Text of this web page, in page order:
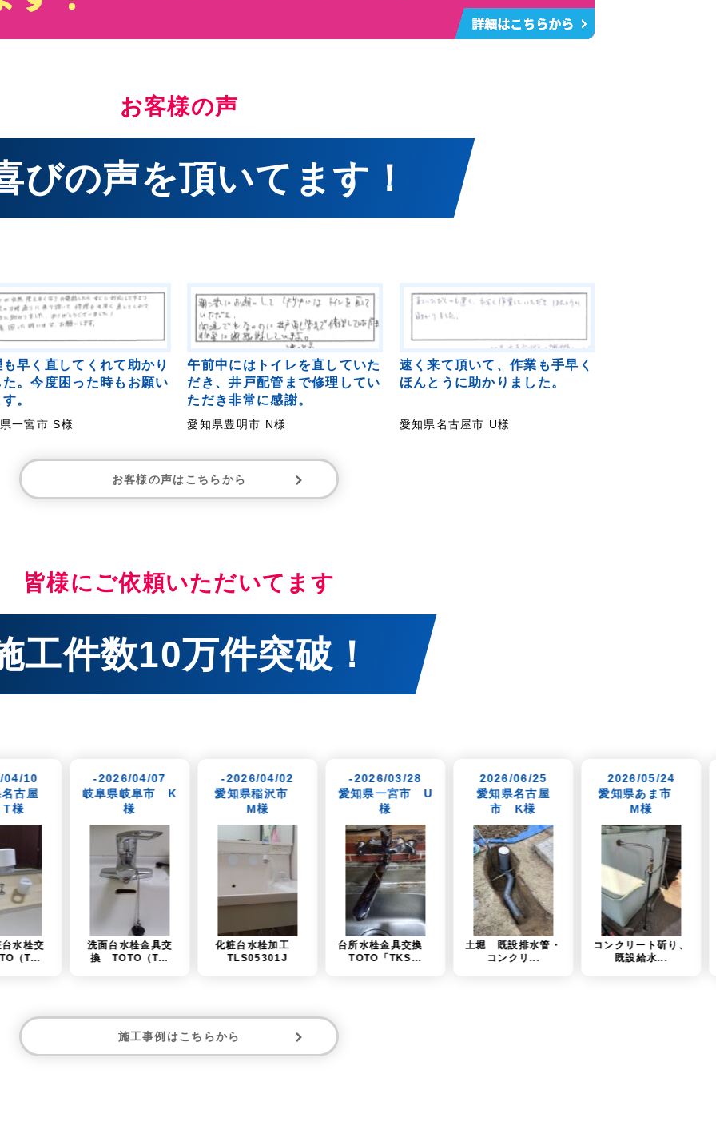
お客様の声
びの声を頂いてます！
早く直してくれて助かり
た。今度困った時もお願い
。
一宮市 S様
午前中にはトイレを直していた
だき、井戸配管まで修理してい
ただき非常に感謝。
愛知県豊明市 N様
速く来て頂いて、作業も手早く
ほんとうに助かりました。
愛知県名古屋市 U様
お客様の声はこちらから
皆様にご依頼いただいてます
工件数10万件突破！
04/07
岐阜市 K
様
水栓金具交
（T...
-2026/04/02
愛知県稲沢市
化粧台水栓加工
TLS05301J
-2026/03/28
愛知県一宮市 U
台所水栓金具交換
TOTO「TKS...
2026/06/25
愛知県名古屋
市 K様
土堀 既設排水管・
コンクリ...
2026/05/24
愛知県あま市
M様
コンクリート斫り、
既設給水...
2026/05/11
愛知県一宮市
W様
立型自在水栓取替、
フレキパ...
施工事例はこちらから